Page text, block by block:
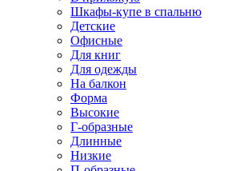
Шкафы-купе в спальню
Детские
Офисные
Для книг
Для одежды
На балкон
Форма
Высокие
Г-образные
Длинные
Низкие